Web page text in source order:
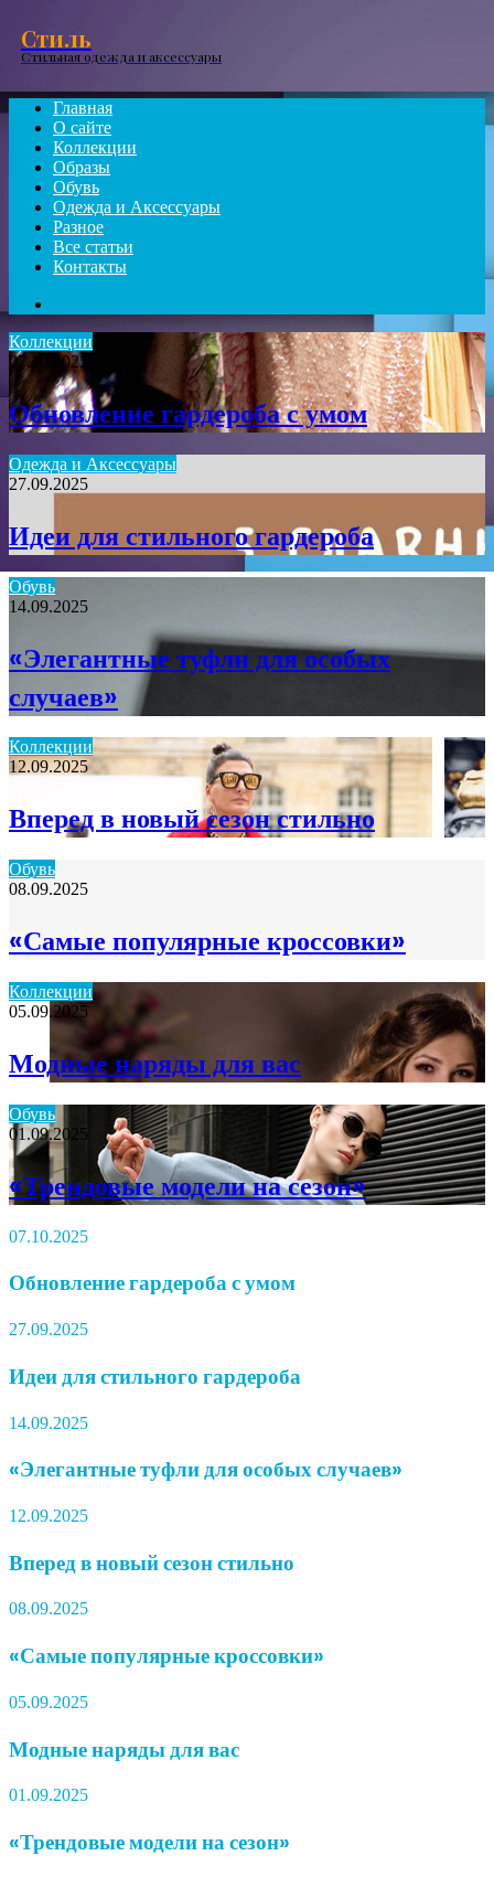
Стиль
Стильная одежда и аксессуары
Главная
О сайте
Коллекции
Образы
Обувь
Одежда и Аксессуары
Разное
Все статьи
Контакты
for
Коллекции
07.10.2025
Обновление гардероба с умом
Одежда и Аксессуары
27.09.2025
Идеи для стильного гардероба
Обувь
14.09.2025
«Элегантные туфли для особых
случаев»
Коллекции
12.09.2025
Вперед в новый сезон стильно
Обувь
08.09.2025
«Самые популярные кроссовки»
Коллекции
05.09.2025
Модные наряды для вас
Обувь
01.09.2025
«Трендовые модели на сезон»
07.10.2025
Обновление гардероба с умом
27.09.2025
Идеи для стильного гардероба
14.09.2025
«Элегантные туфли для особых случаев»
12.09.2025
Вперед в новый сезон стильно
08.09.2025
«Самые популярные кроссовки»
05.09.2025
Модные наряды для вас
01.09.2025
«Трендовые модели на сезон»